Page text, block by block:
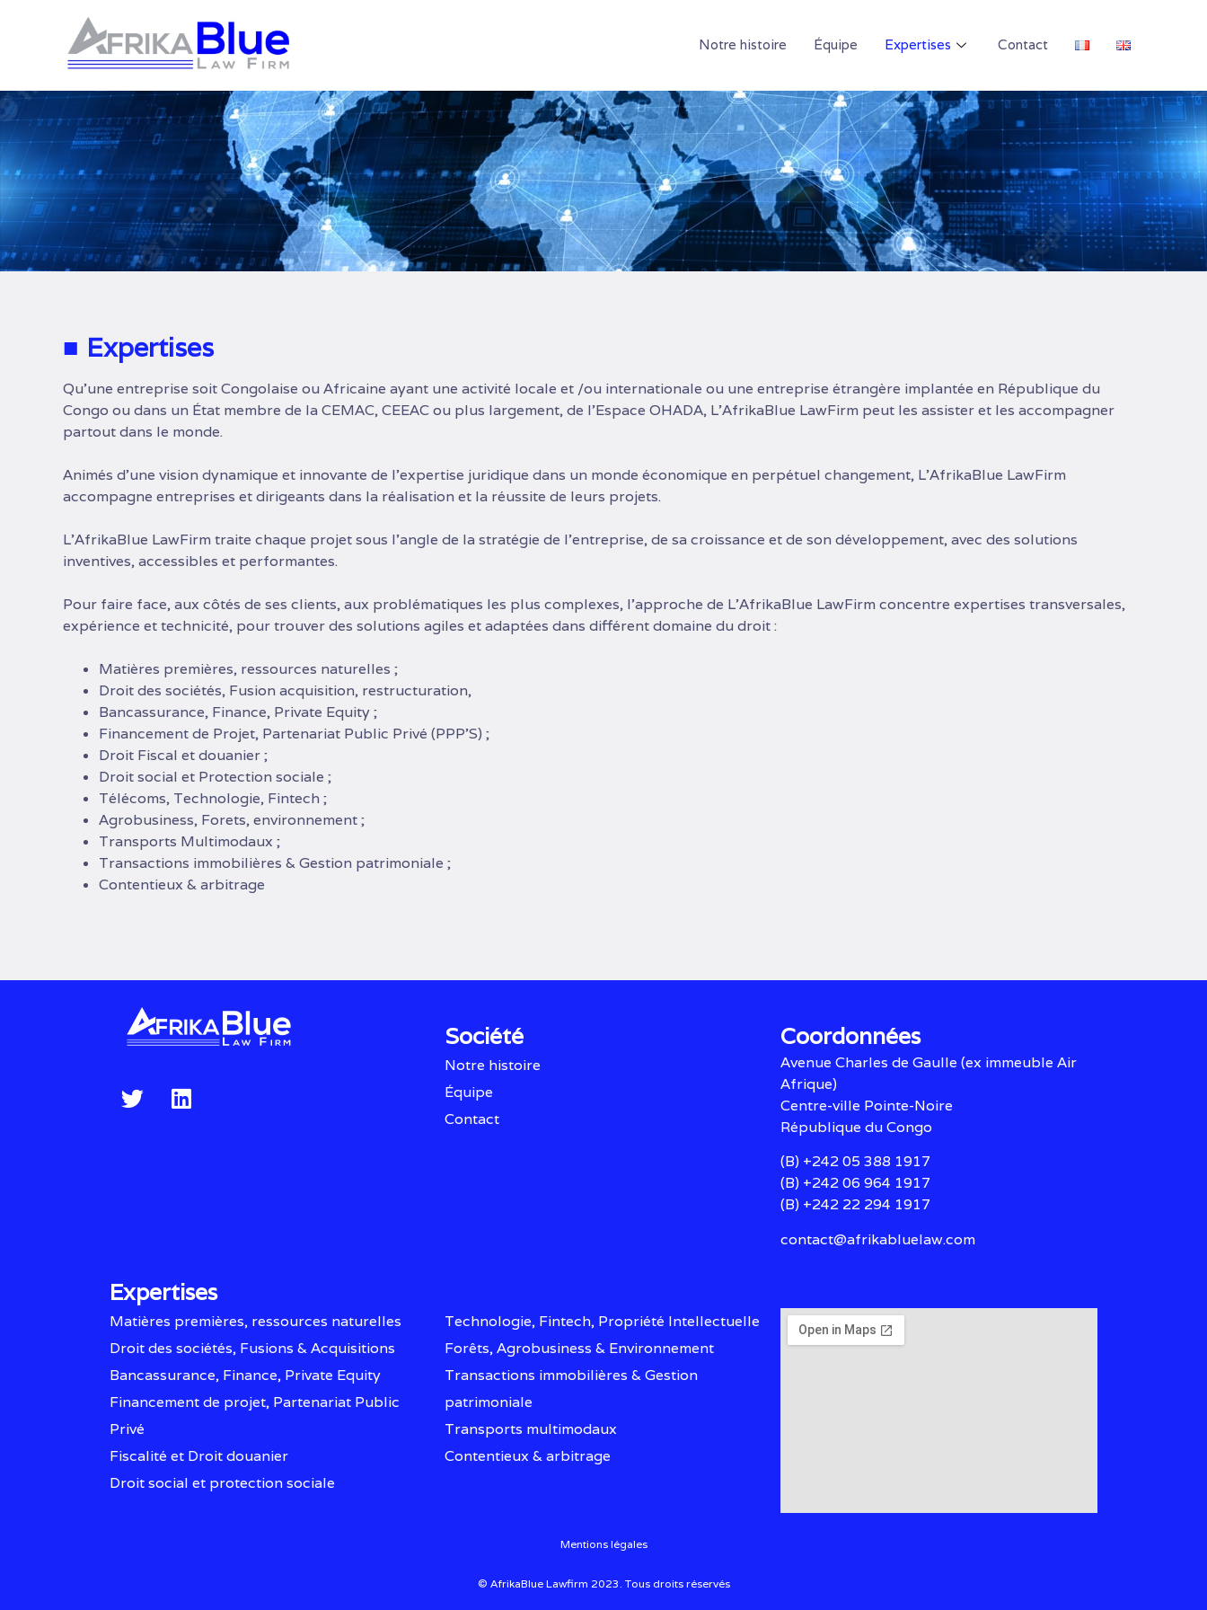
Notre histoire Équipe Expertises Contact
■ Expertises
Qu’une entreprise soit Congolaise ou Africaine ayant une activité locale et /ou internationale ou une entreprise étrangère implantée en République du
Congo ou dans un État membre de la CEMAC, CEEAC ou plus largement, de l’Espace OHADA, L’AfrikaBlue LawFirm peut les assister et les accompagner
partout dans le monde.
Animés d’une vision dynamique et innovante de l’expertise juridique dans un monde économique en perpétuel changement, L’AfrikaBlue LawFirm
accompagne entreprises et dirigeants dans la réalisation et la réussite de leurs projets.
L’AfrikaBlue LawFirm traite chaque projet sous l’angle de la stratégie de l’entreprise, de sa croissance et de son développement, avec des solutions
inventives, accessibles et performantes.
Pour faire face, aux côtés de ses clients, aux problématiques les plus complexes, l’approche de L’AfrikaBlue LawFirm concentre expertises transversales,
expérience et technicité, pour trouver des solutions agiles et adaptées dans différent domaine du droit :
Matières premières, ressources naturelles ;
Droit des sociétés, Fusion acquisition, restructuration,
Bancassurance, Finance, Private Equity ;
Financement de Projet, Partenariat Public Privé (PPP’S) ;
Droit Fiscal et douanier ;
Droit social et Protection sociale ;
Télécoms, Technologie, Fintech ;
Agrobusiness, Forets, environnement ;
Transports Multimodaux ;
Transactions immobilières & Gestion patrimoniale ;
Contentieux & arbitrage
Société
Notre histoire
Équipe
Contact
Coordonnées
Avenue Charles de Gaulle (ex immeuble Air
Afrique)
Centre-ville Pointe-Noire
République du Congo
(B) +242 05 388 1917
(B) +242 06 964 1917
(B) +242 22 294 1917
contact@afrikabluelaw.com
Expertises
Matières premières, ressources naturelles
Droit des sociétés, Fusions & Acquisitions
Bancassurance, Finance, Private Equity
Financement de projet, Partenariat Public
Privé
Fiscalité et Droit douanier
Droit social et protection sociale
Technologie, Fintech, Propriété Intellectuelle
Forêts, Agrobusiness & Environnement
Transactions immobilières & Gestion
patrimoniale
Transports multimodaux
Contentieux & arbitrage
Mentions légales
© AfrikaBlue Lawfirm 2023. Tous droits réservés